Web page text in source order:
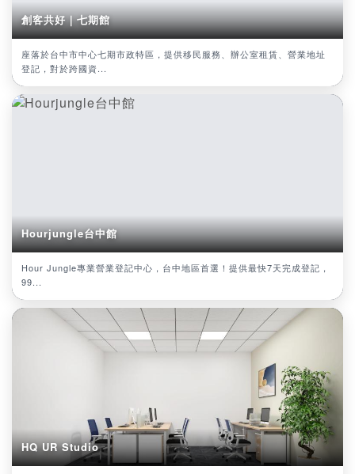
創客共好｜七期館
座落於台中市中心七期市政特區，提供移民服務、辦公室租賃、營業地址
登記，對於跨國資...
Hourjungle台中館
Hour Jungle專業營業登記中心，台中地區首選！提供最快7天完成登記，
99...
HQ UR Studio